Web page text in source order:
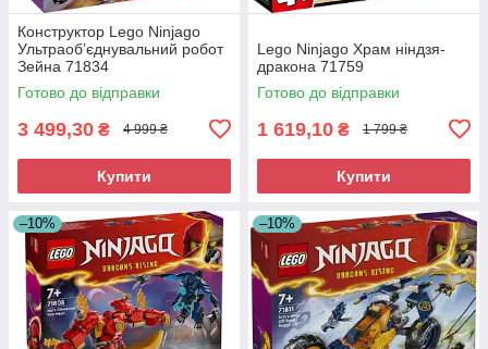
Конструктор Lego Ninjago
Ультраобʼєднувальний робот
Зейна 71834
Готово до відправки
3 499,30 ₴ 4 999 ₴
Купити
Lego Ninjago Храм ніндзя-
дракона 71759
Готово до відправки
1 619,10 ₴ 1 799 ₴
Купити
–10% –10%